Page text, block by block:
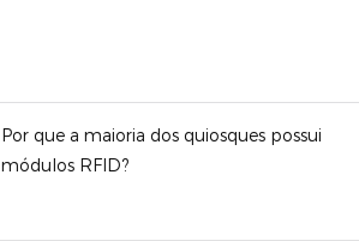
Por que a maioria dos quiosques possui
módulos RFID?